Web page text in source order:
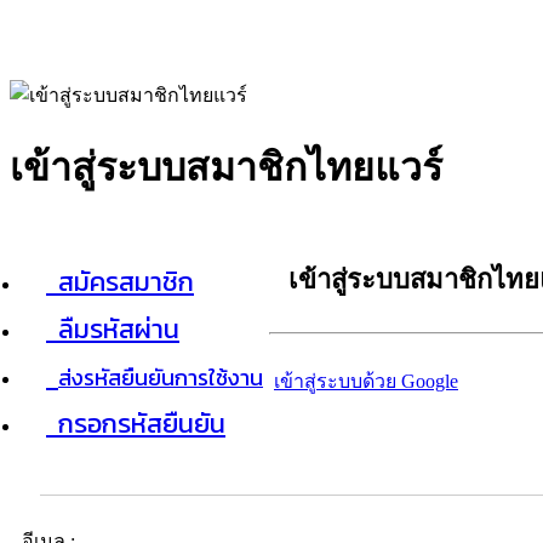
เข้าสู่ระบบสมาชิกไทยแวร์
สมัครสมาชิก
ลืมรหัสผ่าน
ส่งรหัสยืนยันการใช้งาน
กรอกรหัสยืนยัน
เข้าสู่ระบบสมาชิกไท
เข้าสู่ระบบด้วย Google